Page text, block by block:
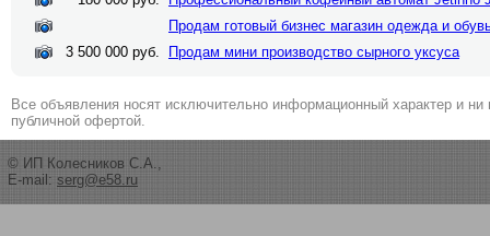
Продам готовый бизнес магазин одежда и
3 500 000 руб.
Продам мини производство сырного уксуса
Все объявления носят исключительно информационный характер и ни
публичной офертой.
© ИП Колесников С.А.,
E-mail: serg@e58.ru